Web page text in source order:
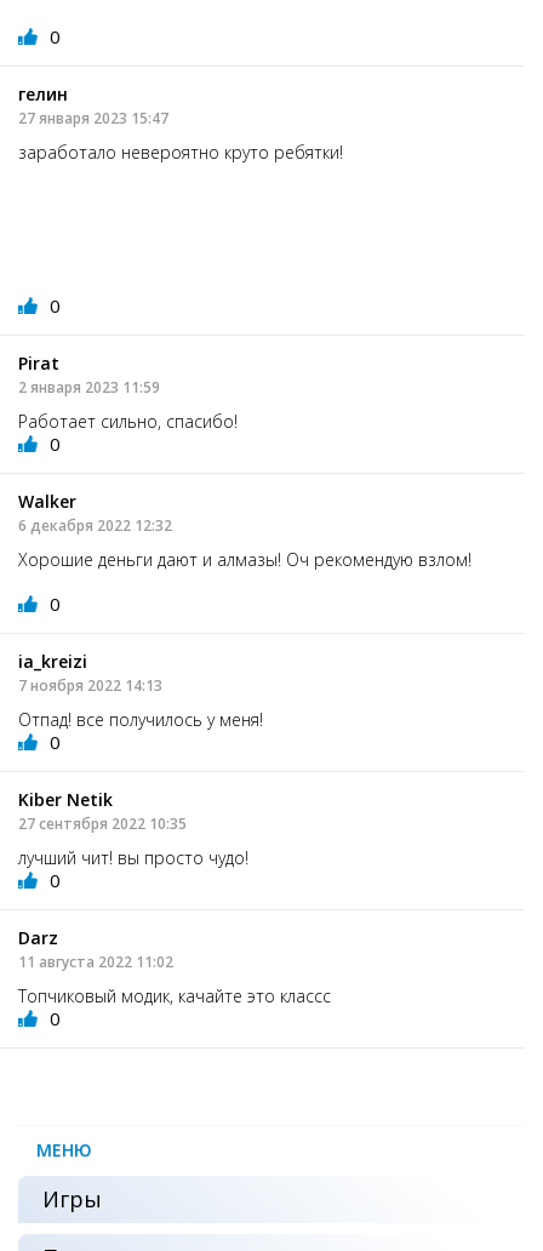
0
гелин
27 января 2023 15:47
заработало невероятно круто ребятки!
0
Pirat
2 января 2023 11:59
Работает сильно, спасибо!
0
Walker
6 декабря 2022 12:32
Хорошие деньги дают и алмазы! Оч рекомендую взлом!
0
ia_kreizi
7 ноября 2022 14:13
Отпад! все получилось у меня!
0
Kiber Netik
27 сентября 2022 10:35
лучший чит! вы просто чудо!
0
Darz
11 августа 2022 11:02
Топчиковый модик, качайте это классс
0
МЕНЮ
Игры